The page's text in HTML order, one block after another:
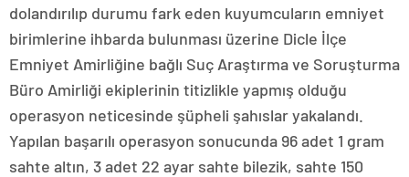
dolandırılıp durumu fark eden kuyumcuların emniyet
birimlerine ihbarda bulunması üzerine Dicle İlçe
Emniyet Amirliğine bağlı Suç Araştırma ve Soruşturma
Büro Amirliği ekiplerinin titizlikle yapmış olduğu
operasyon neticesinde şüpheli şahıslar yakalandı.
Yapılan başarılı operasyon sonucunda 96 adet 1 gram
sahte altın, 3 adet 22 ayar sahte bilezik, sahte 150